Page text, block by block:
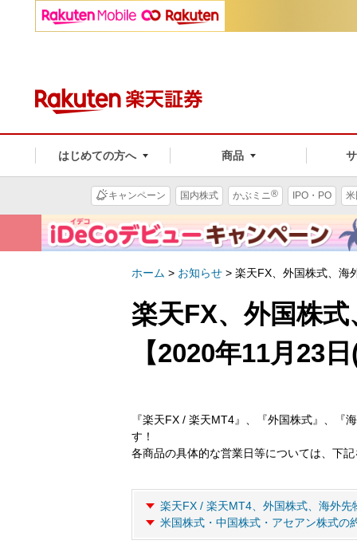
はじめての方へ 商品
キャンペーン 国内株式 かぶミニ® IPO・PO
ホーム > お知らせ > 楽天FX、外国株式、海
楽天FX、外国株
【2020年11月23
『楽天FX / 楽天MT4』、『外国株式』、『
す！
各商品の具体的な営業日等については、下
楽天FX / 楽天MT4、外国株式、海外先
米国株式・中国株式・アセアン株式の